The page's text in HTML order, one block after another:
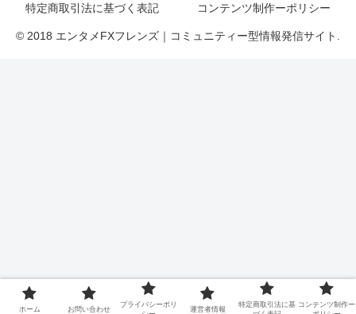
特定商取引法に基づく表記
コンテンツ制作ーポリシー
© 2018 エンタメFXフレンズ｜コミュニティー型情報発信サイト.
ホーム お問い合わせ
プライバシーポリ
運営者情報
特定商取引法に基 コンテンツ制作ー